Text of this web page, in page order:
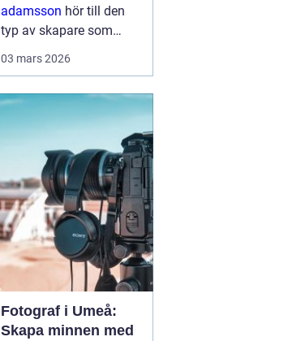
adamsson hör till den
typ av skapare som
stannar du en stund till
börjar motiven berätta
något mer. Hans verk rör
03 mars 2026
Fotograf i Umeå:
Skapa minnen med